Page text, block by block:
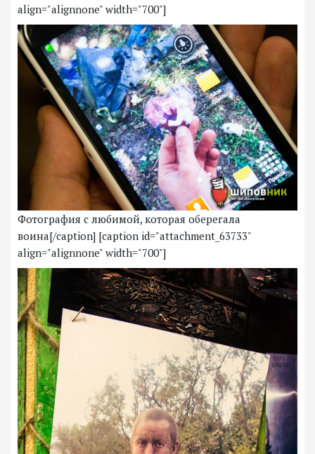
align="alignnone" width="700"]
Фотография с любимой, которая оберегала
воина[/caption] [caption id="attachment_63733"
align="alignnone" width="700"]